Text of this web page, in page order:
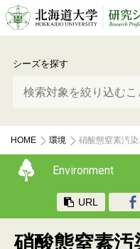
シーズを探す
HOME 環境 硝酸態窒素汚
Environment
URL
硝酸態窒素